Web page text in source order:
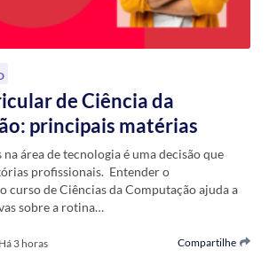
de Ciência da
principais matérias
área de tecnologia é uma decisão que
profissionais. Entender o
curso de Ciências da Computação ajuda a
sobre a rotina…
Há 3 horas Compartilhe